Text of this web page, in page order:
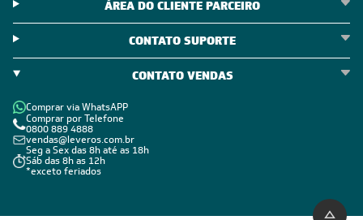
ÁREA DO CLIENTE PARCEIRO
CONTATO SUPORTE
CONTATO VENDAS
Comprar via WhatsAPP
Comprar por Telefone
0800 889 4888
vendas@leveros.com.br
Seg a Sex das 8h até as 18h
Sáb das 8h as 12h
*exceto feriados